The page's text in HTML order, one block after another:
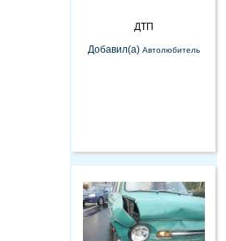
ДТП
Добавил(а) Автолюбитель